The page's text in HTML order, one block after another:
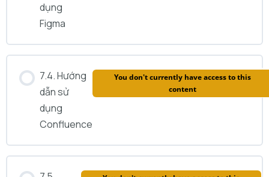
dụng
Figma
7.4. Hướng
dẫn sử
dụng
Confluence
You don't currently have access to this
content